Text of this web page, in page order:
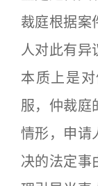
裁庭根据案
人对此有异
本质上是
服，仲裁庭
情形，申请
决的法定事